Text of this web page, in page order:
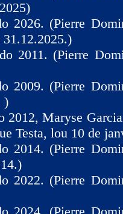
2026. (Pierre
2011. (Pierre
2009. (Pierre
)
2012, Maryse
Testa, lou 10 de
2014. (Pierre
2022. (Pierre